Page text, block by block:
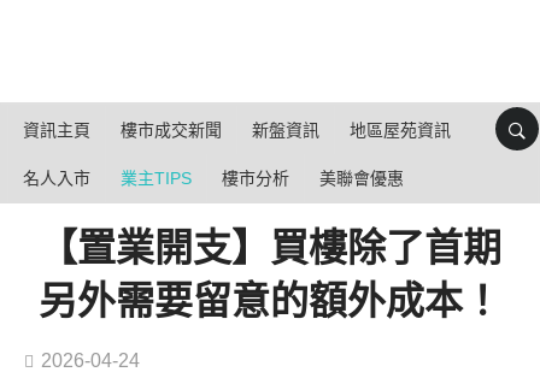
資訊主頁 樓市成交新聞 新盤資訊 地區屋苑資訊
名人入市 業主TIPS 樓市分析 美聯會優惠
【置業開支】買樓除了首期
另外需要留意的額外成本！
2026-04-24